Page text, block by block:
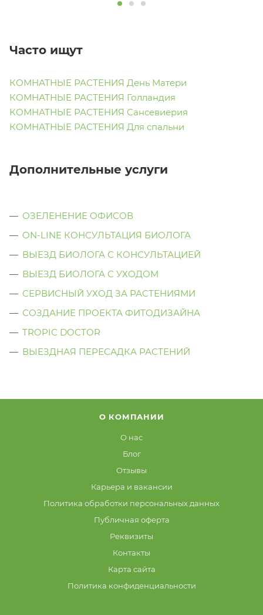
Часто ищут
КОМНАТНЫЕ РАСТЕНИЯ День Матери
КОМНАТНЫЕ РАСТЕНИЯ Голландия
КОМНАТНЫЕ РАСТЕНИЯ Сансевиерия
КОМНАТНЫЕ РАСТЕНИЯ Для спальни
Дополнительные услуги
ОЗЕЛЕНЕНИЕ ОФИСОВ
ON-LINE КОНСУЛЬТАЦИЯ БИОЛОГА
ВЫЕЗД БИОЛОГА С КОНСУЛЬТАЦИЕЙ
ВЫЕЗД БИОЛОГА C УХОДОМ
СЕРВИСНЫЙ УХОД ЗА РАСТЕНИЯМИ
СОЗДАНИЕ ПРОЕКТА ФИТОДИЗАЙНА
TROPIC DOCTOR
ВЫЕЗДНАЯ ПЕРЕСАДКА РАСТЕНИЙ
О КОМПАНИИ
О нас
Блог
Отзывы
Карьера и вакансии
Политика обработки персональных данных
Публичная оферта
Реквизиты
Контакты
Карта сайта
Политика конфиденциальности